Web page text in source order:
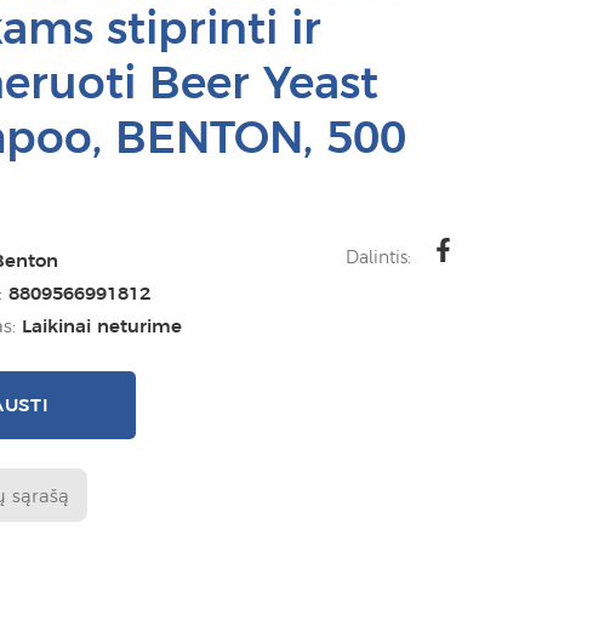
stiprinti ir
Beer Yeast
BENTON, 500
8809566991812
Laikinai neturime
Dalintis:
sąrašą